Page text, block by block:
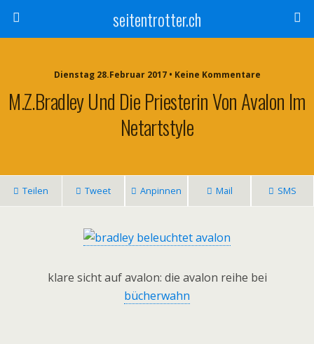
seitentrotter.ch
Dienstag 28.Februar 2017 • Keine Kommentare
M.z.bradley Und Die Priesterin Von Avalon Im
Netartstyle
Teilen Tweet Anpinnen Mail SMS
klare sicht auf avalon: die avalon reihe bei
bücherwahn